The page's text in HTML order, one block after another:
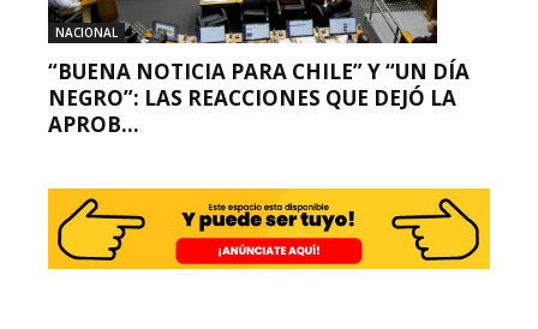
NACIONAL
“BUENA NOTICIA PARA CHILE” Y “UN DÍA
NEGRO”: LAS REACCIONES QUE DEJÓ LA
APROB...